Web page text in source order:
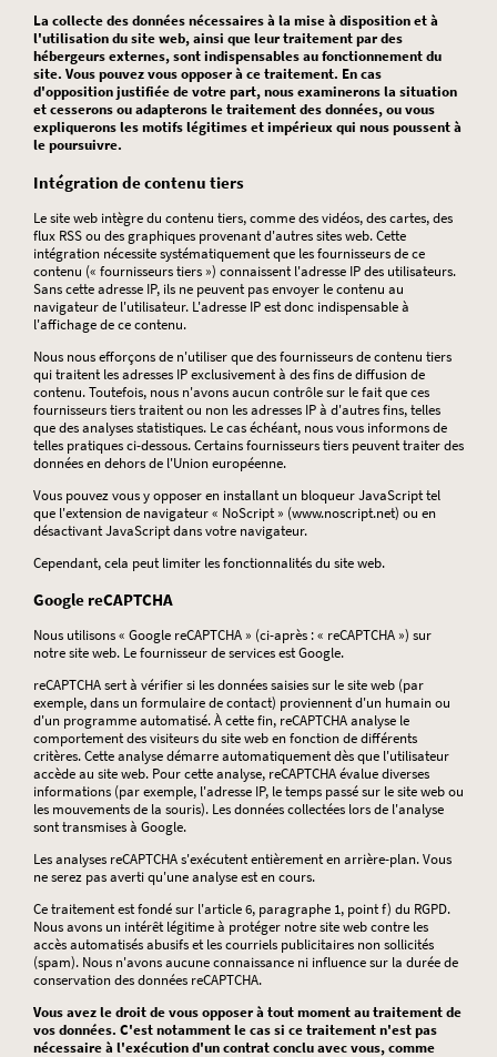
La collecte des données nécessaires à la mise à disposition et à
l'utilisation du site web, ainsi que leur traitement par des
hébergeurs externes, sont indispensables au fonctionnement du
site. Vous pouvez vous opposer à ce traitement. En cas
d'opposition justifiée de votre part, nous examinerons la situation
et cesserons ou adapterons le traitement des données, ou vous
expliquerons les motifs légitimes et impérieux qui nous poussent à
le poursuivre.
Intégration de contenu tiers
Le site web intègre du contenu tiers, comme des vidéos, des cartes, des
flux RSS ou des graphiques provenant d'autres sites web. Cette
intégration nécessite systématiquement que les fournisseurs de ce
contenu (« fournisseurs tiers ») connaissent l'adresse IP des utilisateurs.
Sans cette adresse IP, ils ne peuvent pas envoyer le contenu au
navigateur de l'utilisateur. L'adresse IP est donc indispensable à
l'affichage de ce contenu.
Nous nous efforçons de n'utiliser que des fournisseurs de contenu tiers
qui traitent les adresses IP exclusivement à des fins de diffusion de
contenu. Toutefois, nous n'avons aucun contrôle sur le fait que ces
fournisseurs tiers traitent ou non les adresses IP à d'autres fins, telles
que des analyses statistiques. Le cas échéant, nous vous informons de
telles pratiques ci-dessous. Certains fournisseurs tiers peuvent traiter des
données en dehors de l'Union européenne.
Vous pouvez vous y opposer en installant un bloqueur JavaScript tel
que l'extension de navigateur « NoScript » (www.noscript.net) ou en
désactivant JavaScript dans votre navigateur.
Cependant, cela peut limiter les fonctionnalités du site web.
Google reCAPTCHA
Nous utilisons « Google reCAPTCHA » (ci-après : « reCAPTCHA ») sur
notre site web. Le fournisseur de services est Google.
reCAPTCHA sert à vérifier si les données saisies sur le site web (par
exemple, dans un formulaire de contact) proviennent d'un humain ou
d'un programme automatisé. À cette fin, reCAPTCHA analyse le
comportement des visiteurs du site web en fonction de différents
critères. Cette analyse démarre automatiquement dès que l'utilisateur
accède au site web. Pour cette analyse, reCAPTCHA évalue diverses
informations (par exemple, l'adresse IP, le temps passé sur le site web ou
les mouvements de la souris). Les données collectées lors de l'analyse
sont transmises à Google.
Les analyses reCAPTCHA s'exécutent entièrement en arrière-plan. Vous
ne serez pas averti qu'une analyse est en cours.
Ce traitement est fondé sur l'article 6, paragraphe 1, point f) du RGPD.
Nous avons un intérêt légitime à protéger notre site web contre les
accès automatisés abusifs et les courriels publicitaires non sollicités
(spam). Nous n'avons aucune connaissance ni influence sur la durée de
conservation des données reCAPTCHA.
Vous avez le droit de vous opposer à tout moment au traitement de
vos données. C'est notamment le cas si ce traitement n'est pas
nécessaire à l'exécution d'un contrat conclu avec vous, comme